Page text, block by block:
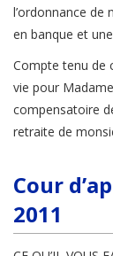
l’ordonnance de
en banque et
Compte tenu de
vie pour
compensatoire
retraite de
Cour
2011